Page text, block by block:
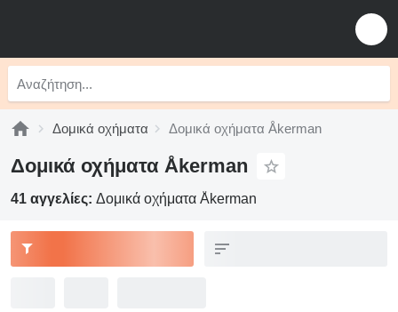
Δομικά οχήματα Δομικά οχήματα Åkerman
Δομικά οχήματα Åkerman
41 αγγελίες: Δομικά οχήματα Åkerman